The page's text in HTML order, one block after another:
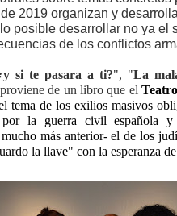
2019 organizan y
posible desarrollar no ya el
de los conflictos
si te pasara a ti?", "La
proviene de un libro que el
tema de los exilios masivos
la guerra civil española
más anterior- el de los
la llave" con la esperanza